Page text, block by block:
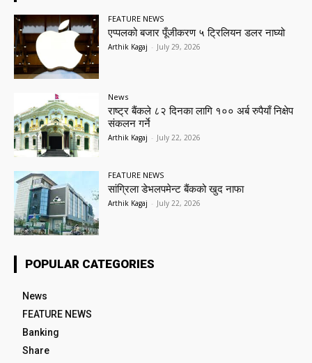
FEATURE NEWS
एप्पलको बजार पूँजीकरण ५ ट्रिलियन डलर नाघ्यो
Arthik Kagaj - July 29, 2026
News
राष्ट्र बैंकले ८२ दिनका लागि १०० अर्ब रुपैयाँ निक्षेप
संकलन गर्ने
Arthik Kagaj - July 22, 2026
FEATURE NEWS
सांग्रिला डेभलपमेन्ट बैंकको खुद नाफा
Arthik Kagaj - July 22, 2026
POPULAR CATEGORIES
News
FEATURE NEWS
Banking
Share